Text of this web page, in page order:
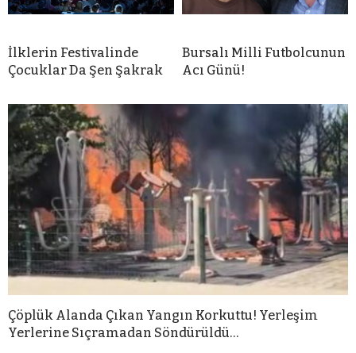
İlklerin Festivalinde
Çocuklar Da Şen Şakrak
Bursalı Milli Futbolcunun
Acı Günü!
Çöplük Alanda Çıkan Yangın Korkuttu! Yerleşim
Yerlerine Sıçramadan Söndürüldü…